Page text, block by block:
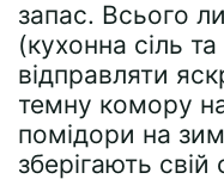
запас. Всього
(кухонна сіль
відправляти
темну комору
помідори на
зберігають